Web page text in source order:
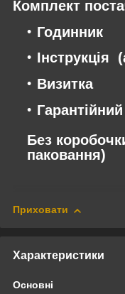
Комплект
Годинник
Інструкція
Визитка
Без
паковання)
Приховати
Характеристики
Основні